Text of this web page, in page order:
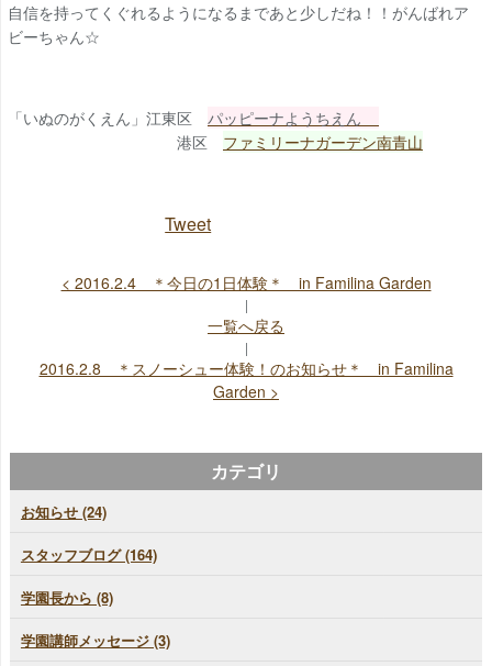
自信を持ってくぐれるようになるまであと少しだね！！がんばれア
ビーちゃん☆
「いぬのがくえん」江東区 パッピーナようちえん
港区 ファミリーナガーデン南青山
Tweet
< 2016.2.4 ＊今日の1日体験＊ in Familina Garden
|
一覧へ戻る
|
2016.2.8 ＊スノーシュー体験！のお知らせ＊ in Familina
Garden >
カテゴリ
お知らせ (24)
スタッフブログ (164)
学園長から (8)
学園講師メッセージ (3)